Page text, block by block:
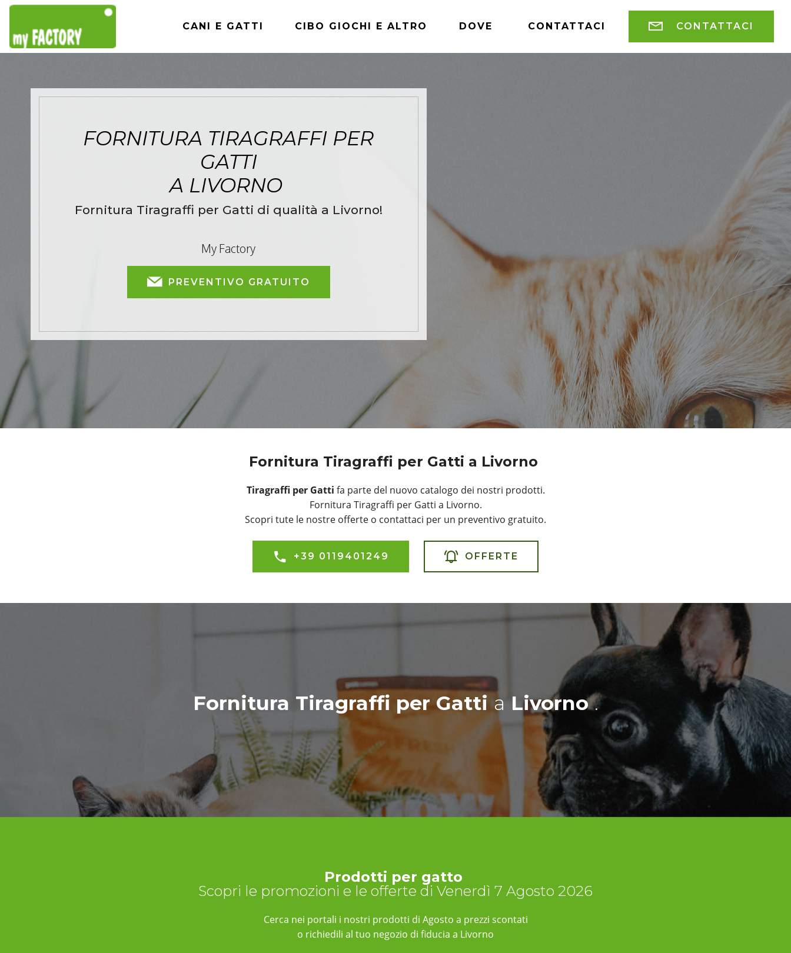
CANI E GATTI CIBO GIOCHI E ALTRO DOVE CONTATTACI CONTATTACI
FORNITURA TIRAGRAFFI PER
GATTI
A LIVORNO
Fornitura Tiragraffi per Gatti di qualità a Livorno!
My Factory
PREVENTIVO GRATUITO
Fornitura Tiragraffi per Gatti a Livorno
Tiragraffi per Gatti fa parte del nuovo catalogo dei nostri prodotti.
Fornitura Tiragraffi per Gatti a Livorno.
Scopri tute le nostre offerte o contattaci per un preventivo gratuito.
+39 0119401249 OFFERTE
Fornitura Tiragraffi per GattiaLivorno.
Prodotti per gatto
Scopri le promozioni e le offerte di Venerdì 7 Agosto 2026
Cerca nei portali i nostri prodotti di Agosto a prezzi scontati
o richiedili al tuo negozio di fiducia a Livorno